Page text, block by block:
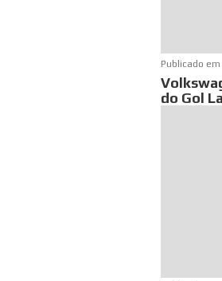
Publicado em
do Gol